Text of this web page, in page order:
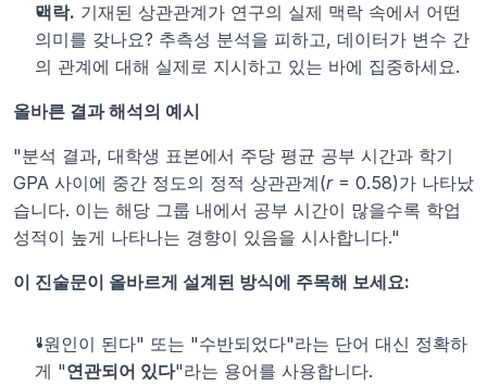
맥락. 기재된 상관관계가 연구의 실제 맥락 속에서 어떤
의미를 갖나요? 추측성 분석을 피하고, 데이터가 변수 간
의 관계에 대해 실제로 지시하고 있는 바에 집중하세요.
올바른 결과 해석의 예시
"분석 결과, 대학생 표본에서 주당 평균 공부 시간과 학기
GPA 사이에 중간 정도의 정적 상관관계(r = 0.58)가 나타났
습니다. 이는 해당 그룹 내에서 공부 시간이 많을수록 학업
성적이 높게 나타나는 경향이 있음을 시사합니다."
이 진술문이 올바르게 설계된 방식에 주목해 보세요:
"원인이 된다" 또는 "수반되었다"라는 단어 대신 정확하
게 "연관되어 있다"라는 용어를 사용합니다.